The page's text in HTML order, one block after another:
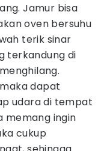
Jamur bisa
oven bersuhu
terik sinar
terkandung di
dapat
udara di tempat
memang ingin
cukup